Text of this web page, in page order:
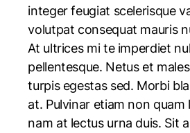
integer feugiat scelerisque
volutpat consequat mauris
At ultrices mi te imperdiet
pellentesque. Netus et
turpis egestas sed. Morbi
at. Pulvinar etiam non quam
nam at lectus urna duis. Sit